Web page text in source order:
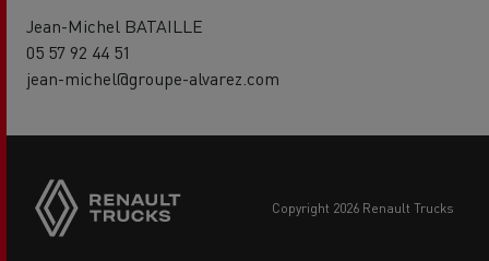
Jean-Michel BATAILLE
05 57 92 44 51
jean-michel@groupe-alvarez.com
copyright 2026 Renault Trucks